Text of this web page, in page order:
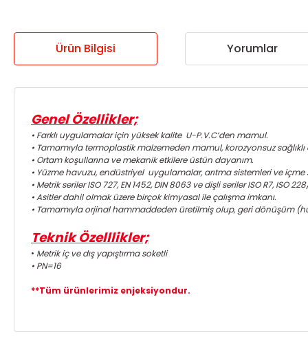
Ürün Bilgisi Yorumlar
Genel Özellikler;
• Farklı uygulamalar için yüksek kalite U-P.V.C’den mamul.
• Tamamıyla termoplastik malzemeden mamul, korozyonsuz sağlıklı
• Ortam koşullarına ve mekanik etkilere üstün dayanım.
• Yüzme havuzu, endüstriyel uygulamalar, arıtma sistemleri ve
• Metrik seriler ISO 727, EN 1452, DIN 8063 ve dişli seriler ISO R7, ISO
• Asitler dahil olmak üzere birçok kimyasal ile çalışma imkanı.
• Tamamıyla orjinal hammaddeden üretilmiş olup, geri dönüşüm
Teknik Özelllikler;
• Metrik iç ve dış yapıştırma soketli
• PN=16
**Tüm ürünlerimiz enjeksiyondur.